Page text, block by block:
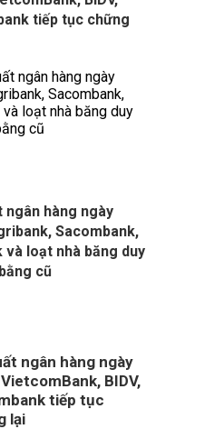
tiếp tục chững
ngân hàng ngày
Sacombank,
và loạt nhà băng duy
cũ
ngân hàng ngày
BIDV,
tiếp tục
lại